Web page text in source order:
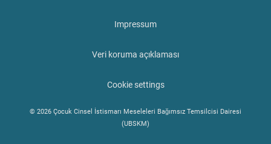
Impressum
Veri koruma açıklaması
Cookie settings
© 2026 Çocuk Cinsel İstismarı Meseleleri Bağımsız Temsilcisi Dairesi
(UBSKM)